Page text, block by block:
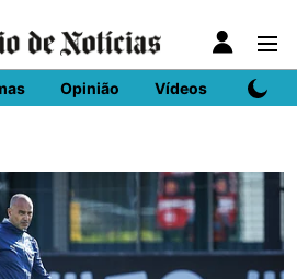
Opinião Vídeos DN